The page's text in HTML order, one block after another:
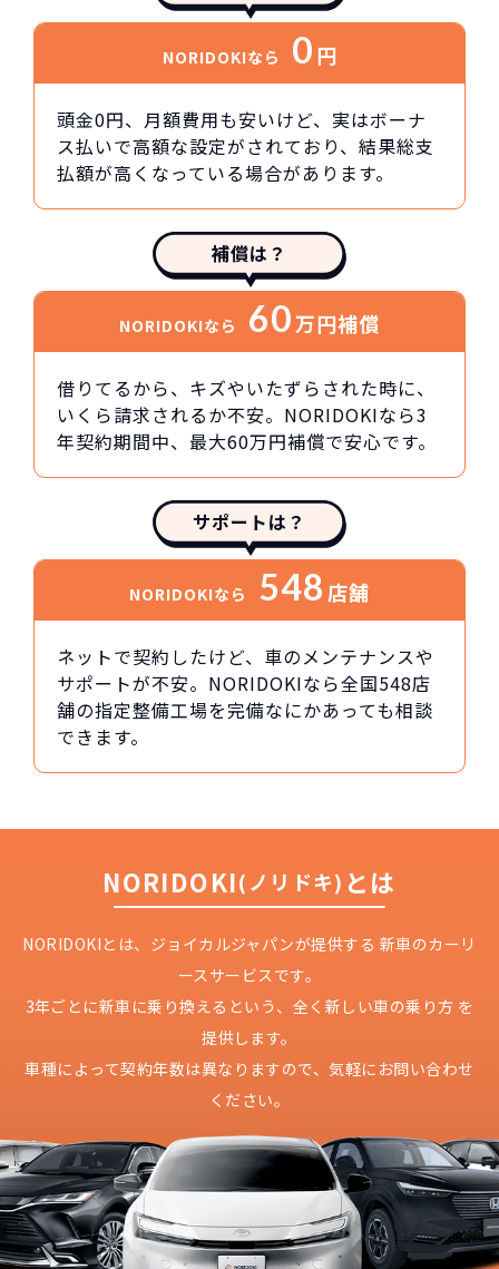
NORIDOKIなら 0円
頭金0円、月額費用も安いけど、実はボーナ
ス払いで高額な設定がされており、結果総支
払額が高くなっている場合があります。
補償は？
NORIDOKIなら 60万円補償
借りてるから、キズやいたずらされた時に、
いくら請求されるか不安。NORIDOKIなら3
年契約期間中、最大60万円補償で安心です。
サポートは？
NORIDOKIなら 548店舗
ネットで契約したけど、車のメンテナンスや
サポートが不安。NORIDOKIなら全国548店
舗の指定整備工場を完備なにかあっても相談
できます。
NORIDOKI(ノリドキ) とは
NORIDOKIとは、ジョイカルジャパンが提供する 新車のカーリ
ースサービスです。
3年ごとに新車に乗り換えるという、 全く新しい車の乗り方 を
提供します。
車種によって契約年数は異なりますので、気軽にお問い合わせ
ください。